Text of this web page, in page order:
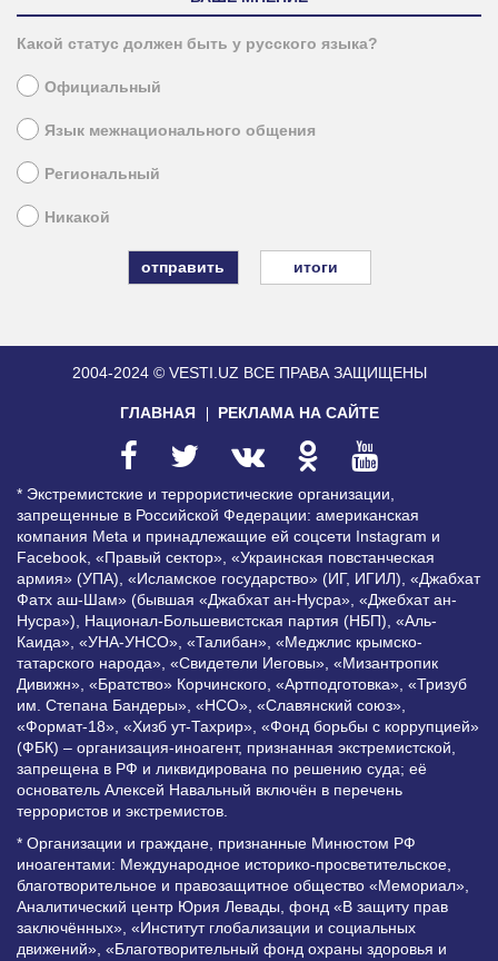
Какой статус должен быть у русского языка?
Официальный
Язык межнационального общения
Региональный
Никакой
итоги
2004-2024 © VESTI.UZ ВСЕ ПРАВА ЗАЩИЩЕНЫ
ГЛАВНАЯ РЕКЛАМА НА САЙТЕ
* Экстремистские и террористические организации,
запрещенные в Российской Федерации: американская
компания Meta и принадлежащие ей соцсети Instagram и
Facebook, «Правый сектор», «Украинская повстанческая
армия» (УПА), «Исламское государство» (ИГ, ИГИЛ), «Джабхат
Фатх аш-Шам» (бывшая «Джабхат ан-Нусра», «Джебхат ан-
Нусра»), Национал-Большевистская партия (НБП), «Аль-
Каида», «УНА-УНСО», «Талибан», «Меджлис крымско-
татарского народа», «Свидетели Иеговы», «Мизантропик
Дивижн», «Братство» Корчинского, «Артподготовка», «Тризуб
им. Степана Бандеры», «НСО», «Славянский союз»,
«Формат-18», «Хизб ут-Тахрир», «Фонд борьбы с коррупцией»
(ФБК) – организация-иноагент, признанная экстремистской,
запрещена в РФ и ликвидирована по решению суда; её
основатель Алексей Навальный включён в перечень
террористов и экстремистов.
* Организации и граждане, признанные Минюстом РФ
иноагентами: Международное историко-просветительское,
благотворительное и правозащитное общество «Мемориал»,
Аналитический центр Юрия Левады, фонд «В защиту прав
заключённых», «Институт глобализации и социальных
движений», «Благотворительный фонд охраны здоровья и